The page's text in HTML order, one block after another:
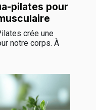
pilates pour
crée une
notre corps. À